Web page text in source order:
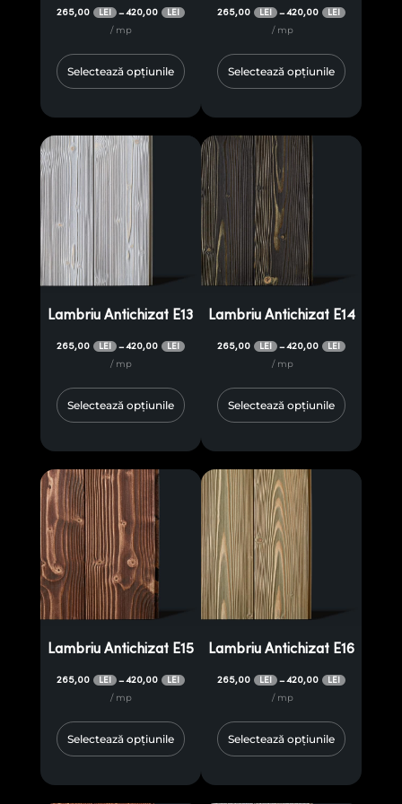
265,00 LEI –420,00 LEI
/ mp
Selectează opțiunile
265,00 LEI –420,00 LEI
/ mp
Selectează opțiunile
Lambriu Antichizat E13
265,00 LEI –420,00 LEI
/ mp
Selectează opțiunile
Lambriu Antichizat E14
265,00 LEI –420,00 LEI
/ mp
Selectează opțiunile
Lambriu Antichizat E15
265,00 LEI –420,00 LEI
/ mp
Selectează opțiunile
Lambriu Antichizat E16
265,00 LEI –420,00 LEI
/ mp
Selectează opțiunile